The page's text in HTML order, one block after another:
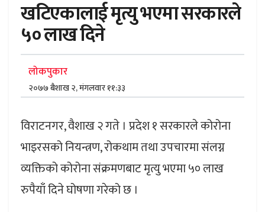
खटिएकालाई मृत्यु भएमा सरकारले
५० लाख दिने
लोकपुकार
२०७७ बैशाख २, मंगलवार ११:३३
विराटनगर, वैशाख २ गते । प्रदेश १ सरकारले कोरोना
भाइरसको नियन्त्रण, रोकथाम तथा उपचारमा संलग्न
व्यक्तिको कोरोना संक्रमणबाट मृत्यु भएमा ५० लाख
रुपैयाँ दिने घोषणा गरेको छ ।